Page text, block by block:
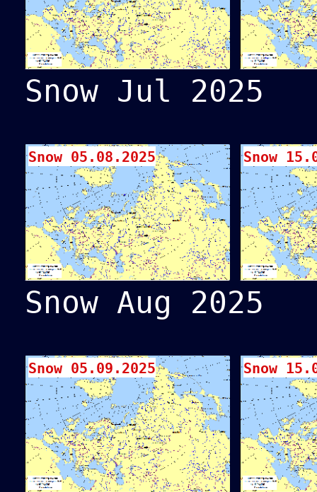
Snow Jul 2025
Snow 05.08.2025 Snow
Snow Aug 2025
Snow 05.09.2025 Snow